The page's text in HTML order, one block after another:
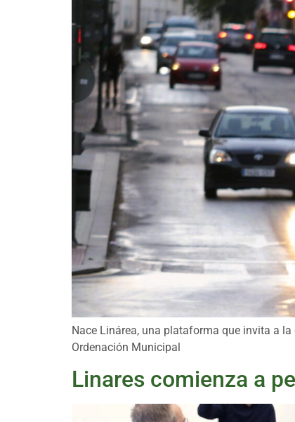
Nace Linárea, una plataforma que invita a
Ordenación Municipal
Linares comienza a